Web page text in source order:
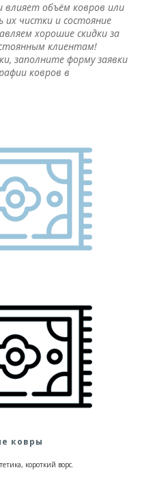
объём ковров или
их чистки и состояние
хорошие скидки за
клиентам!
заполните форму заявки
ковров в
ковры
короткий ворс.